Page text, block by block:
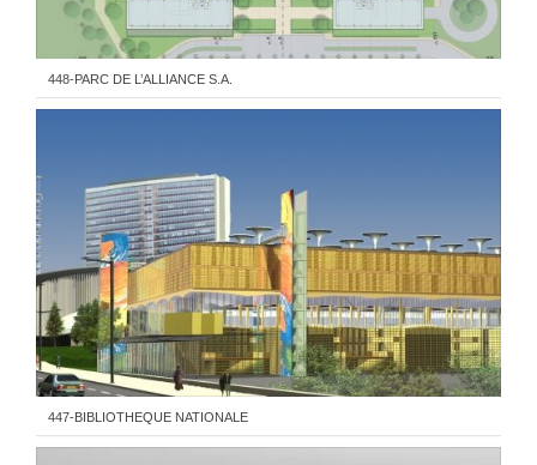
448-PARC DE L’ALLIANCE S.A.
447-BIBLIOTHEQUE NATIONALE